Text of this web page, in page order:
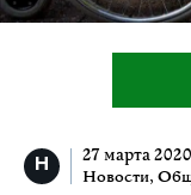
27 марта 2020
Новости,